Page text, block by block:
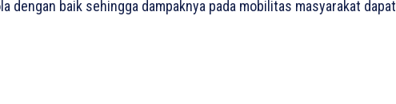
dengan baik sehingga dampaknya pada mobilitas masyarakat dapat